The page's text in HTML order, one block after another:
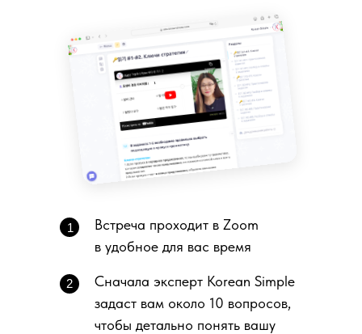
Встреча проходит в Zoom
в удобное для вас время
Сначала эксперт Korean Simple
задаст вам около 10 вопросов,
чтобы детально понять вашу
1
2